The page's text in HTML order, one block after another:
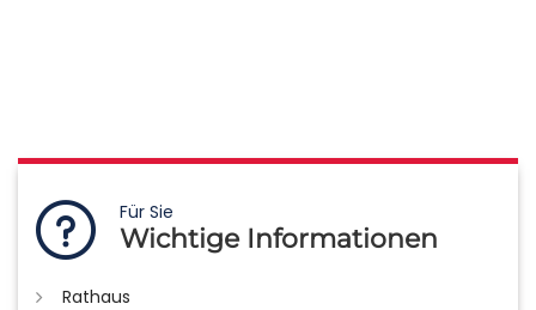
Für Sie
Wichtige Informationen
Rathaus